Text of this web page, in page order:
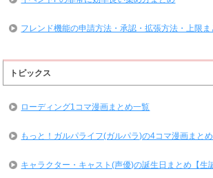
フレンド機能の申請方法・承認・拡張方法・上限ま
トピックス
ローディング1コマ漫画まとめ一覧
もっと！ガルパライフ(ガルパラ)の4コマ漫画まとめ
キャラクター・キャスト(声優)の誕生日まとめ【生